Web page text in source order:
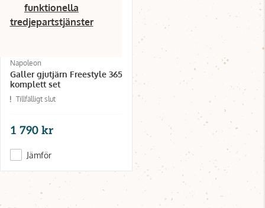
funktionella
tredjepartstjänster
Napoleon
Galler gjutjärn Freestyle 365
komplett set
Tillfälligt slut
1 790 kr
Jämför